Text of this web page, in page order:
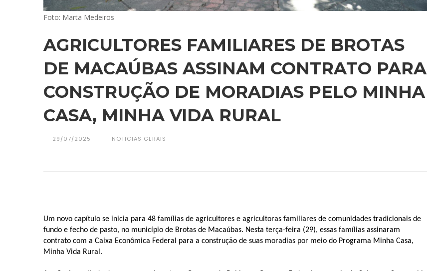
Foto: Marta Medeiros
AGRICULTORES FAMILIARES DE BROTAS
DE MACAÚBAS ASSINAM CONTRATO PARA
CONSTRUÇÃO DE MORADIAS PELO MINHA
CASA, MINHA VIDA RURAL
29/07/2025 NOTICIAS GERAIS
Um novo capítulo se inicia para 48 famílias de agricultores e agricultoras familiares de comunidades tradicionais de
fundo e fecho de pasto, no município de Brotas de Macaúbas. Nesta terça-feira (29), essas famílias assinaram
contrato com a Caixa Econômica Federal para a construção de suas moradias por meio do Programa Minha Casa,
Minha Vida Rural.